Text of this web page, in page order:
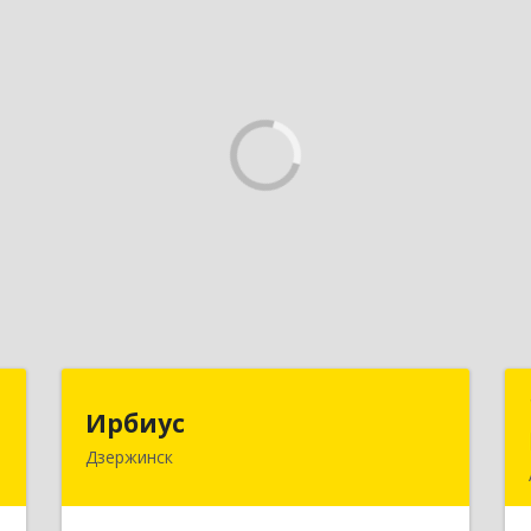
Ирбиус
Дзержинск